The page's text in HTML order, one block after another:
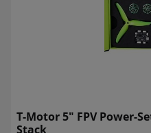
T-Motor 5" FPV Power-
Stack